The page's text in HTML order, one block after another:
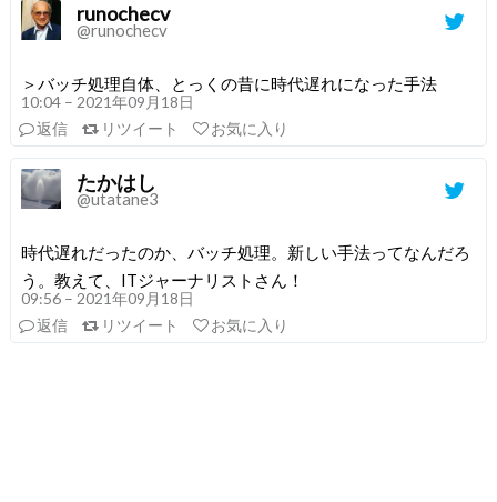
runochecv
@runochecv
＞バッチ処理自体、とっくの昔に時代遅れになった手法
10:04 – 2021年09月18日
返信
リツイート お気に入り
たかはし
@utatane3
時代遅れだったのか、バッチ処理。新しい手法ってなんだろ
う。教えて、ITジャーナリストさん！
09:56 – 2021年09月18日
返信
リツイート お気に入り